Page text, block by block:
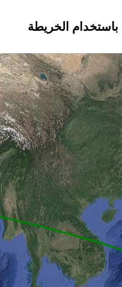
باستخدام الخريطة